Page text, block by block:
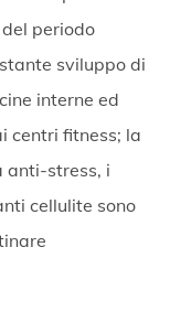
periodo
sviluppo di
interne ed
centri fitness; la
anti-stress, i
cellulite sono